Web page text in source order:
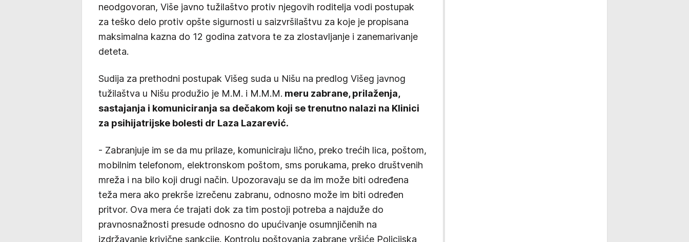
neodgovoran, Više javno tužilaštvo protiv njegovih roditelja vodi postupak
za teško delo protiv opšte sigurnosti u saizvršilaštvu za koje je propisana
maksimalna kazna do 12 godina zatvora te za zlostavljanje i zanemarivanje
deteta.
Sudija za prethodni postupak Višeg suda u Nišu na predlog Višeg javnog
tužilaštva u Nišu produžio je M.M. i M.M.M. meru zabrane, prilaženja,
sastajanja i komuniciranja sa dečakom koji se trenutno nalazi na Klinici
za psihijatrijske bolesti dr Laza Lazarević.
- Zabranjuje im se da mu prilaze, komuniciraju lično, preko trećih lica, poštom,
mobilnim telefonom, elektronskom poštom, sms porukama, preko društvenih
mreža i na bilo koji drugi način. Upozoravaju se da im može biti određena
teža mera ako prekrše izrečenu zabranu, odnosno može im biti određen
pritvor. Ova mera će trajati dok za tim postoji potreba a najduže do
pravnosnažnosti presude odnosno do upućivanje osumnjičenih na
izdržavanje krivične sankcije. Kontrolu poštovanja zabrane vršiće Policijska